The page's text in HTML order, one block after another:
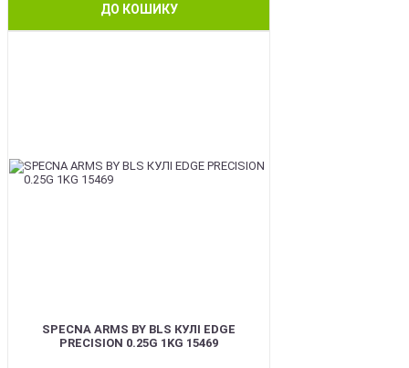
ДО КОШИКУ
SPECNA ARMS BY BLS КУЛІ EDGE
PRECISION 0.25G 1KG 15469